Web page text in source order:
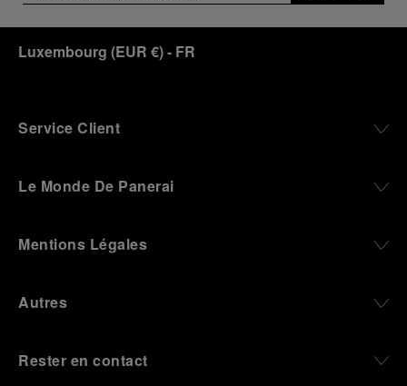
Luxembourg (EUR €)- FR
Service Client
Le Monde De Panerai
Mentions Légales
Autres
Rester en contact